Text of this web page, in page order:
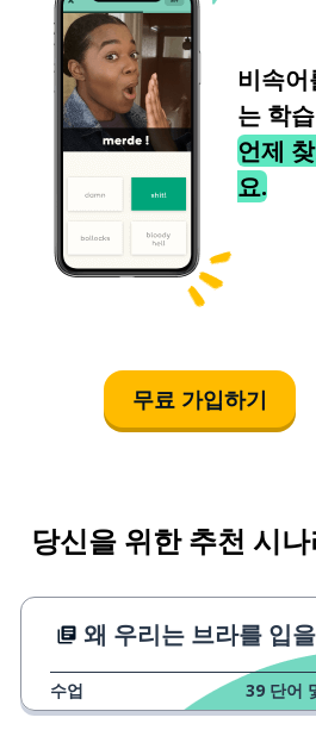
비속
는 학
언제
요.
무료 가입하기
당신을 위한 추천 시
왜 우리는 브라를 입
수업 39 단어